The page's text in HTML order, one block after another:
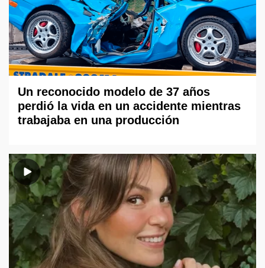
Un reconocido modelo de 37 años
perdió la vida en un accidente mientras
trabajaba en una producción